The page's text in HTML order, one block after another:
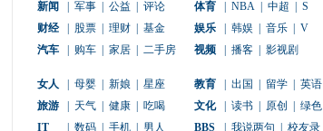
新闻 军事 公益 评论 体育 NBA 中超
S
财经
股票 理财 基金 娱乐 韩娱 音乐
V
汽车
购车 家居 二手房 视频 播客 影视剧
女人 母婴 新娘 星座 教育 出国 留学
英语
旅游
天气 健康 吃喝 文化 读书 原创
绿色
IT
数码 手机 男人 BBS 我说两句 校友录